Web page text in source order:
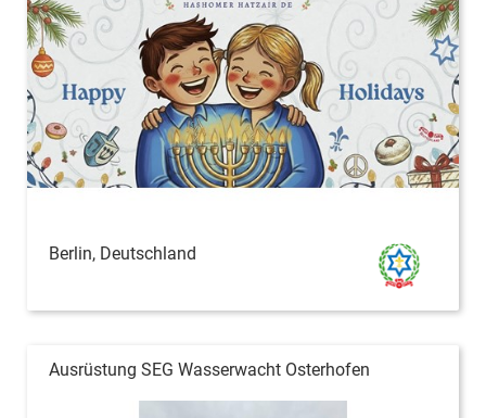
Berlin, Deutschland
Ausrüstung SEG Wasserwacht Osterhofen